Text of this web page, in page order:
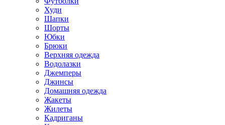
Худи
Шапки
Шорты
Юбки
Брюки
Верхняя одежда
Водолазки
Джемперы
Джинсы
Домашняя одежда
Жакеты
Жилеты
Кадриганы